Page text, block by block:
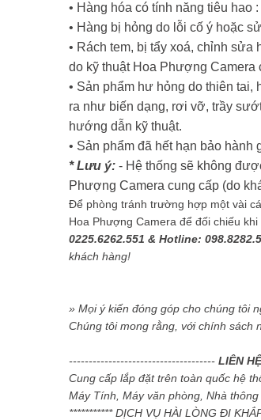
• Hàng hóa có tính năng tiêu hao
• Hàng bị hỏng do lỗi cố ý hoặc
• Rách tem, bị tẩy xoá, chỉnh
do kỹ thuật Hoa Phượng Camera
• Sản phẩm hư hỏng do thiên
ra như biến dạng, rơi vỡ, trầy
hướng dẫn kỹ thuật.
• Sản phẩm đã hết hạn bảo hành
* Lưu ý: - Hệ thống sẽ không
Phượng Camera cung cấp (do
Để phòng tránh trường hợp một vài
Hoa Phượng Camera để đối chiếu
0225.6262.551 & Hotline:
khách hàng!
» Mọi ý kiến đóng góp cho chúng tôi
Chúng tôi mong rằng, với chính sách
------------------------------------- LIÊN
Cung cấp lắp đặt trên toàn quốc hệ
Máy Tính, Máy văn phòng, Nhà
*********** DỊCH VỤ HÀI LÒNG ĐI